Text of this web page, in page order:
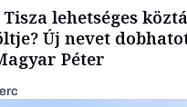
Tisza lehetséges
Új nevet
Péter